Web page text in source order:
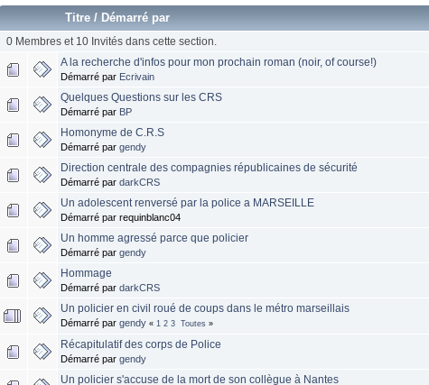
Titre /Démarré par
0 Membres et 10 Invités dans cette section.
A la recherche d'infos pour mon prochain roman (noir, of course!)
Démarré par Ecrivain
Quelques Questions sur les CRS
Démarré par BP
Homonyme de C.R.S
Démarré pargendy
Direction centrale des compagnies républicaines de sécurité
Démarré pardarkCRS
Un adolescent renversé par la police a MARSEILLE
Démarré par requinblanc04
Un homme agressé parce que policier
Démarré pargendy
Hommage
Démarré pardarkCRS
Un policier en civil roué de coups dans le métro marseillais
Démarré pargendy « 1 2 3 Toutes »
Récapitulatif des corps de Police
Démarré pargendy
Un policier s'accuse de la mort de son collègue à Nantes